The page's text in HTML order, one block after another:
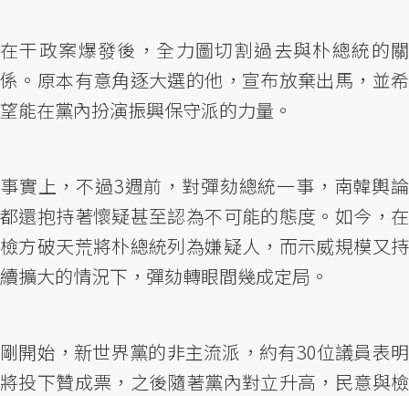
在干政案爆發後，全力圖切割過去與朴總統的關
係。原本有意角逐大選的他，宣布放棄出馬，並希
望能在黨內扮演振興保守派的力量。
事實上，不過3週前，對彈劾總統一事，南韓輿論
都還抱持著懷疑甚至認為不可能的態度。如今，在
檢方破天荒將朴總統列為嫌疑人，而示威規模又持
續擴大的情況下，彈劾轉眼間幾成定局。
剛開始，新世界黨的非主流派，約有30位議員表明
將投下贊成票，之後隨著黨內對立升高，民意與檢